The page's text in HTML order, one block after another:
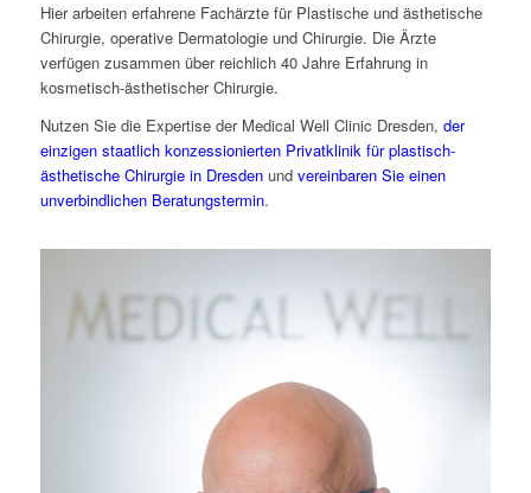
Hier arbeiten erfahrene Fachärzte für Plastische und ästhetische
Chirurgie, operative Dermatologie und Chirurgie. Die Ärzte
verfügen zusammen über reichlich 40 Jahre Erfahrung in
kosmetisch-ästhetischer Chirurgie.
Nutzen Sie die Expertise der Medical Well Clinic Dresden, der
einzigen staatlich konzessionierten Privatklinik für plastisch-
ästhetische Chirurgie in Dresdenund vereinbaren Sie einen
unverbindlichen Beratungstermin.